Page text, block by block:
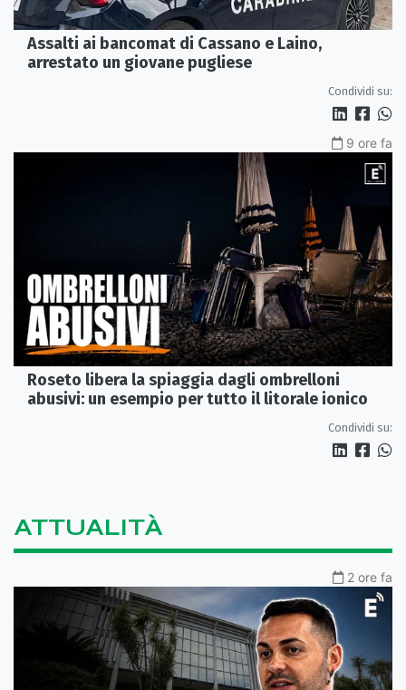
Assalti ai bancomat di Cassano e Laino,
arrestato un giovane pugliese
Condividi su:
9 ore fa
Roseto libera la spiaggia dagli ombrelloni
abusivi: un esempio per tutto il litorale ionico
Condividi su:
ATTUALITÀ
2 ore fa